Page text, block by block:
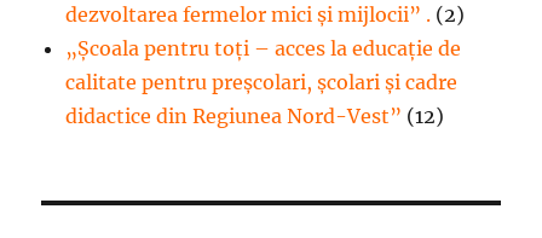
dezvoltarea fermelor mici şi mijlocii” . (2)
„Școala pentru toți – acces la educație de
calitate pentru preșcolari, școlari și cadre
didactice din Regiunea Nord-Vest” (12)